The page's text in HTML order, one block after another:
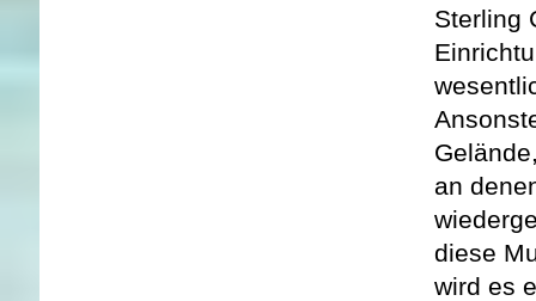
Sterling
an
diese
wird es